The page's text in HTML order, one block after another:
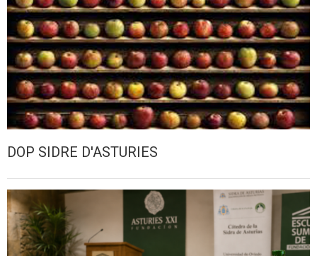
DOP SIDRE D'ASTURIES